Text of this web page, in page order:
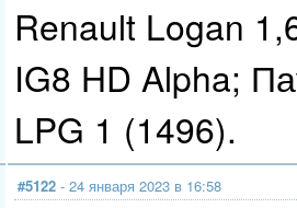
Renault Logan
IG8 HD Alpha;
LPG 1 (1496).
#5122 - 24 января 2023 в 16:58